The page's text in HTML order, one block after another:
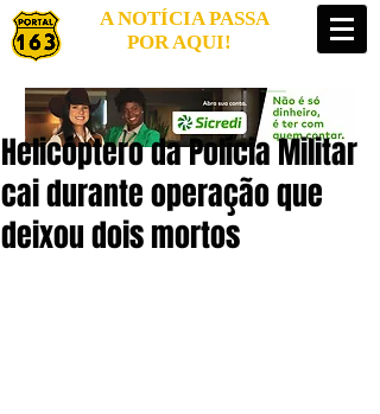
A NOTÍCIA PASSA
POR AQUI!
Helicóptero da Polícia Militar
cai durante operação que
deixou dois mortos